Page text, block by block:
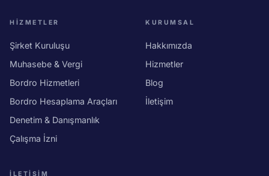
HIZMETLER
Şirket Kuruluşu
Muhasebe & Vergi
Bordro Hizmetleri
Bordro Hesaplama Araçları
Denetim & Danışmanlık
Çalışma İzni
KURUMSAL
Hakkımızda
Hizmetler
Blog
İletişim
İLETIŞIM